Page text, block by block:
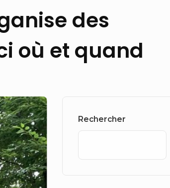
des
où et quand
Widget
Rechercher